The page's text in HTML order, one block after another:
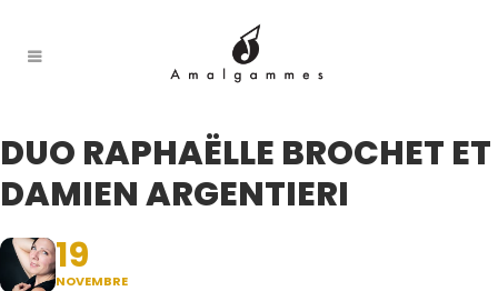
DUO RAPHAËLLE BROCHET ET
DAMIEN ARGENTIERI
19
NOVEMBRE